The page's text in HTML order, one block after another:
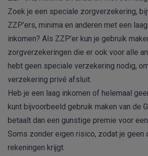
Zoek je een speciale zorgverzekering,
ZZP’ers, minima en anderen met een
inkomen? Als ZZP’er kun je gebruik
zorgverzekeringen die er ook voor alle
hebt geen speciale verzekering nodig,
verzekering privé afsluit.
Heb je een laag inkomen of helemaal
kunt bijvoorbeeld gebruik maken van de
betaalt dan een gunstige premie voor
Soms zonder eigen risico, zodat je geen
rekeningen krijgt.